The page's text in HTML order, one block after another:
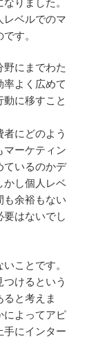
レベルでのマ
す。
野にまでわた
率よく広めて
に移すこと
にどのよう
マーケティン
ているのかデ
かし個人レベ
も余裕もない
はないでし
ことです。
けるという
と考えま
によってアピ
手にインター